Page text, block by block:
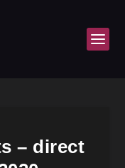
– direct